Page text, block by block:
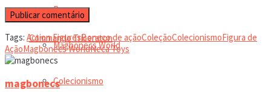
Bonecos
Magbonecs World
Colecionismo
Tags: Action FiguresBoneco de açãoColeçãoColecionismoFigura de
AçãoMagbonecs WorldNeca Toys
magbonecs